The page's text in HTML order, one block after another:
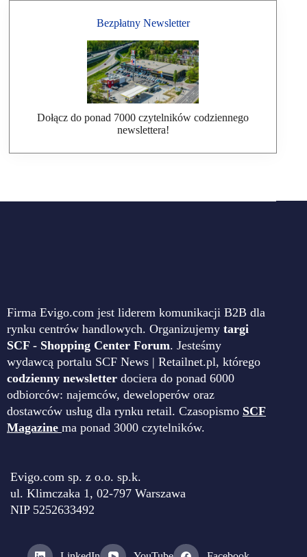
Bezpłatny Newsletter
Dołącz do ponad 7000 czytelników codziennego
newslettera!
Firma Evigo.com jest liderem komunikacji B2B dla
rynku centrów handlowych. Organizujemy targi
SCF - Shopping Center Forum. Jesteśmy
wydawcą portalu SCF News | Retailnet.pl, którego
codzienny newsletter dociera do ponad 6000
odbiorców: najemców, deweloperów oraz
dostawców usług dla rynku retail. Czasopismo SCF
Magazine ma ponad 3000 czytelników.
Evigo.com sp. z o.o. sp.k.
ul. Klimczaka 1, 02-797 Warszawa
NIP 5252633492